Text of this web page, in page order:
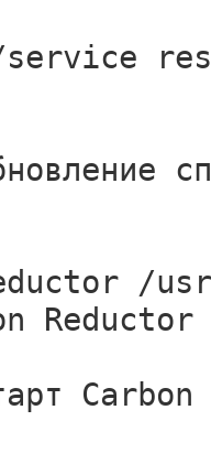
service
/
Reductor